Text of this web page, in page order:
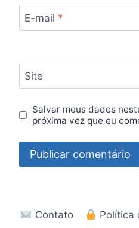
E-mail *
Site
Salvar meus dados
próxima vez que eu
Contato Política